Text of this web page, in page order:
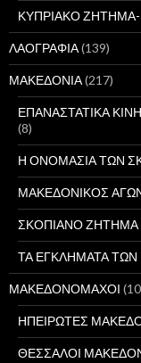
ΚΥΠΡΙΑΚΟ ΖΗΤΗΜΑ-
ΛΑΟΓΡΑΦΙΑ(139)
ΜΑΚΕΔΟΝΙΑ(217)
ΕΠΑΝΑΣΤΑΤΙΚΑ
(8)
Η ΟΝΟΜΑΣΙΑ ΤΩΝ
ΜΑΚΕΔΟΝΙΚΟΣ
ΣΚΟΠΙΑΝΟ ΖΗΤΗΜΑ
ΤΑ ΕΓΚΛΗΜΑΤΑ
ΜΑΚΕΔΟΝΟΜΑΧΟΙ
ΗΠΕΙΡΩΤΕΣ
ΘΕΣΣΑΛΟΙ